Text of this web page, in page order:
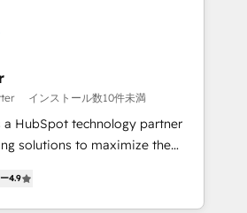
to AI-powered automation,
it is proof of trust built through
インストール数10件未満
a HubSpot technology partner
solutions to maximize the
& facilitator, MakeWebBetter,
of HubSpot expertise &
4.9